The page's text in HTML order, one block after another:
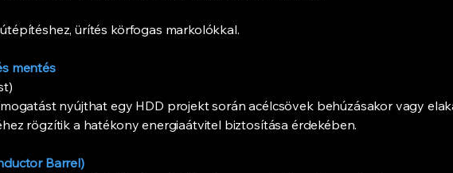
ürítés körfogas markolókkal.
mentés
nyújthat egy HDD projekt során acélcsövek behúzásakor vagy
rögzítik a hatékony energiaátvitel biztosítása érdekében.
Barrel)